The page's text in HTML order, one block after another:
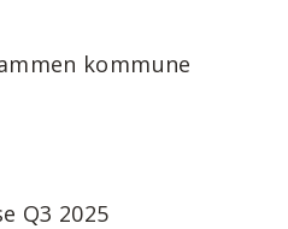
kommune
Q3 2025